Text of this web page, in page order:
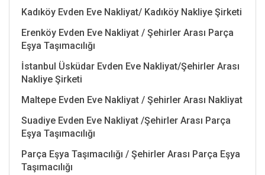
Kadıköy Evden Eve Nakliyat/ Kadıköy Nakliye Şirketi
Erenköy Evden Eve Nakliyat / Şehirler Arası Parça
Eşya Taşımacılığı
İstanbul Üsküdar Evden Eve Nakliyat/Şehirler Arası
Nakliye Şirketi
Maltepe Evden Eve Nakliyat / Şehirler Arası Nakliyat
Suadiye Evden Eve Nakliyat /Şehirler Arası Parça
Eşya Taşımacılığı
Parça Eşya Taşımacılığı / Şehirler Arası Parça Eşya
Taşımacılığı